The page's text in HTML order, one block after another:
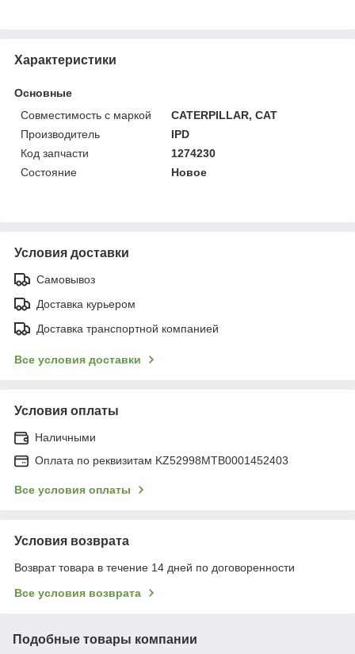
Характеристики
Основные
Совместимость с маркой
CATERPILLAR, CAT
Производитель
IPD
Код запчасти
1274230
Состояние
Новое
Условия доставки
Самовывоз
Доставка курьером
Доставка транспортной компанией
Все условия доставки
Условия оплаты
Наличными
Оплата по реквизитам KZ52998MTB0001452403
Все условия оплаты
Условия возврата
Возврат товара в течение 14 дней по договоренности
Все условия возврата
Подобные товары компании